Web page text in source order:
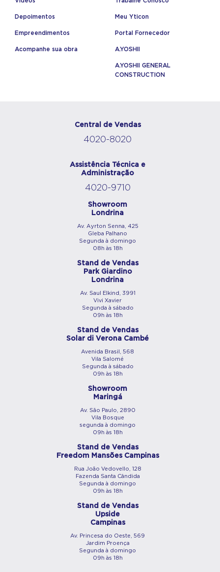
Depoimentos
Empreendimentos
Acompanhe sua obra
Meu Yticon
Portal Fornecedor
A.YOSHII
A.YOSHII GENERAL
CONSTRUCTION
Central de Vendas
4020-8020
Assistência Técnica e
Administração
4020-9710
Showroom
Londrina
Av. Ayrton Senna, 425
Gleba Palhano
Segunda à domingo
08h às 18h
Stand de Vendas
Park Giardino
Londrina
Av. Saul Elkind, 3991
Vivi Xavier
Segunda à sábado
09h às 18h
Stand de Vendas
Solar di Verona Cambé
Avenida Brasil, 568
Vila Salomé
Segunda à sábado
09h às 18h
Showroom
Maringá
Av. São Paulo, 2890
Vila Bosque
segunda à domingo
09h às 18h
Stand de Vendas
Freedom Mansões Campinas
Rua João Vedovello, 128
Fazenda Santa Cândida
Segunda à domingo
09h às 18h
Stand de Vendas
Upside
Campinas
Av. Princesa do Oeste, 569
Jardim Proença
Segunda à domingo
09h às 18h